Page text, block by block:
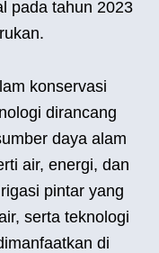
pada tahun 2023
konservasi
dirancang
daya alam
air, energi, dan
pintar yang
serta teknologi
di